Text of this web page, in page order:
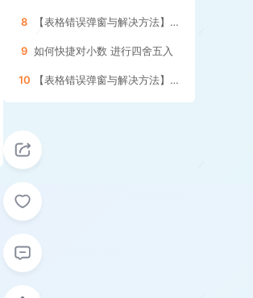
8 【表格错误弹窗与解决方法】如何处理引用其它表格 数据更新的提示框
9 如何快捷对小数 进行四舍五入
10 【表格错误弹窗与解决方法】如何删除表格内的 空格和空白字符